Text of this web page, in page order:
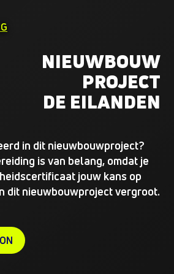
NIEUWBOUW
PROJECT
DE EILANDEN
in dit nieuwbouwproject?
is van belang, omdat je
jouw kans op
dit nieuwbouwproject vergroot.